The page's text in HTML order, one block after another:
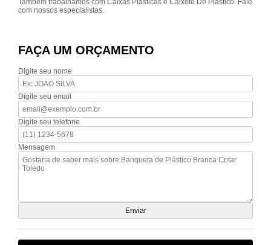
Também trabalhamos com Caixas Plásticas e Caixote De Plástico. Fale
com nossos especialistas.
FAÇA UM ORÇAMENTO
Digite seu nome
Digite seu email
Digite seu telefone
Mensagem